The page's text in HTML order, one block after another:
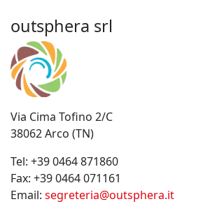
outsphera srl
Via Cima Tofino 2/C
38062 Arco (TN)
Tel: +39 0464 871860
Fax: +39 0464 071161
Email: segreteria@outsphera.it